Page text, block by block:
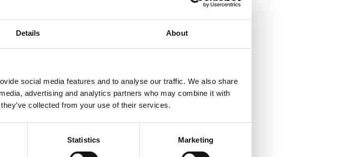
Details About
social media features and to analyse our traffic. We also share
advertising and analytics partners who may combine it with
collected from your use of their services.
Statistics Marketing